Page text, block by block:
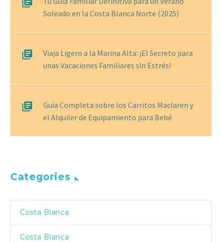
Soleado en la Costa Blanca Norte (2025)
Viaja Ligero a la Marina Alta: ¡El Secreto para
unas Vacaciones Familiares sin Estrés!
Guía Completa sobre los Carritos Maclaren y
el Alquiler de Equipamiento para Bebé
Categories
Costa Blanca
Costa Blanca